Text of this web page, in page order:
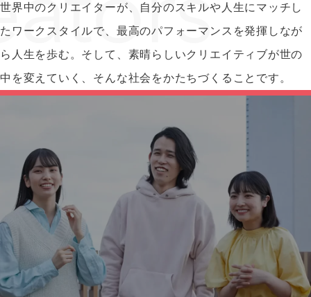
世界中のクリエイターが、自分のスキルや人生にマッチし
たワークスタイルで、最高のパフォーマンスを発揮しなが
ら人生を歩む。そして、素晴らしいクリエイティブが世の
中を変えていく、そんな社会をかたちづくることです。